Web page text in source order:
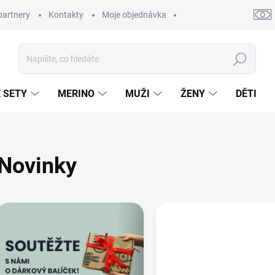
Kontakty Moje objednávka
Hledat
SETY MERINO MUŽI ŽENY DĚTI
V